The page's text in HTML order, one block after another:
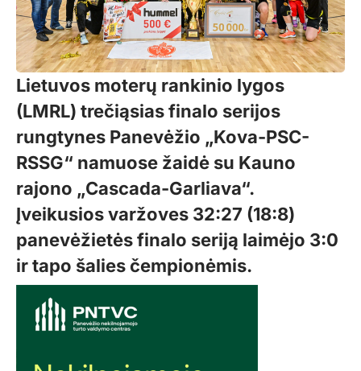
Lietuvos moterų rankinio lygos
(LMRL) trečiąsias finalo serijos
rungtynes Panevėžio „Kova-PSC-
RSSG“ namuose žaidė su Kauno
rajono „Cascada-Garliava“.
Įveikusios varžoves 32:27 (18:8)
panevėžietės finalo seriją laimėjo 3:0
ir tapo šalies čempionėmis.